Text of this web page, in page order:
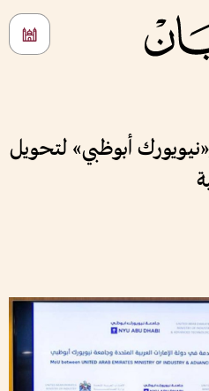
أبوظبي» لتحويل